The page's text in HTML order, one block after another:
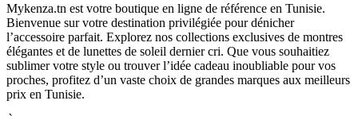
Mykenza.tn est votre boutique en ligne de référence en Tunisie.
Bienvenue sur votre destination privilégiée pour dénicher
l’accessoire parfait. Explorez nos collections exclusives de montres
élégantes et de lunettes de soleil dernier cri. Que vous souhaitiez
sublimer votre style ou trouver l’idée cadeau inoubliable pour vos
proches, profitez d’un vaste choix de grandes marques aux meilleurs
prix en Tunisie.